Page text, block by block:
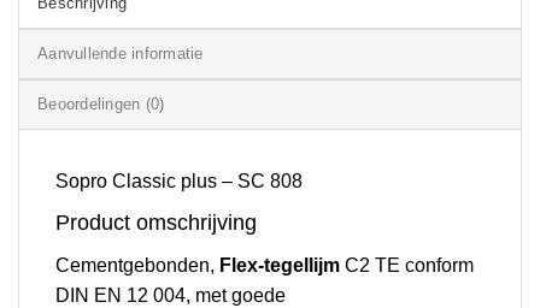
Aanvullende informatie
Beoordelingen (0)
Sopro Classic plus – SC 808
Product omschrijving
Cementgebonden, Flex-tegellijm C2 TE conform
DIN EN 12 004, met goede